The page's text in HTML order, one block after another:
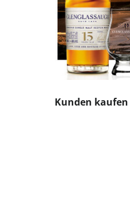
Produktgalerie
Kunden